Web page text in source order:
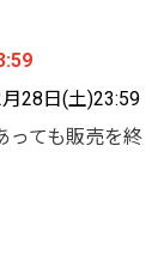
28日(土)23:59
っても販売を終